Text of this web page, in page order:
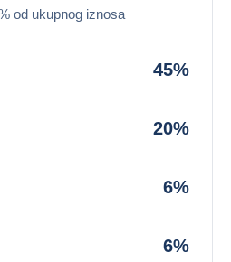
od ukupnog iznosa
45%
20%
6%
6%